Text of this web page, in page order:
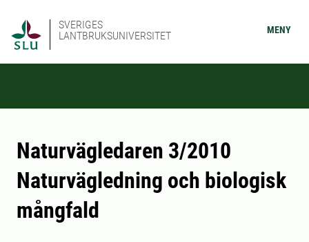
SVERIGES
LANTBRUKSUNIVERSITET
MENY
Naturvägledaren 3/2010
Naturvägledning och biologisk
mångfald